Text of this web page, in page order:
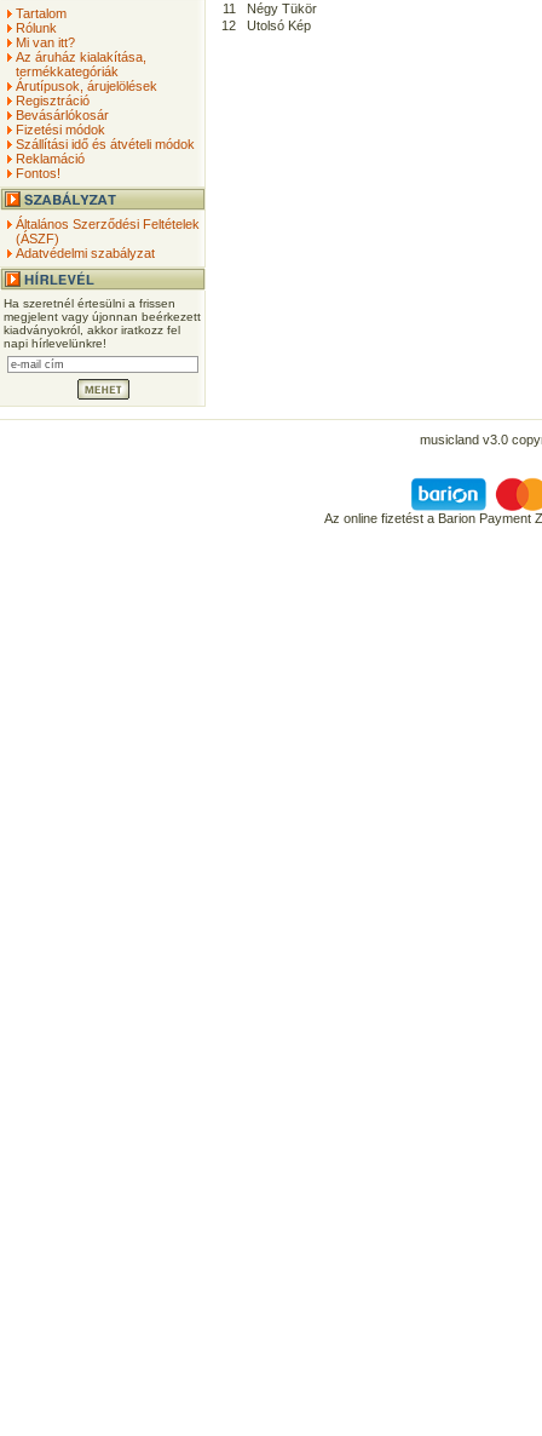
Tartalom
Rólunk
Mi van itt?
Az áruház kialakítása,
termékkategóriák
Árutípusok, árujelölések
Regisztráció
Bevásárlókosár
Fizetési módok
Szállítási idő és átvételi módok
Reklamáció
Fontos!
Általános Szerződési Feltételek
(ÁSZF)
Adatvédelmi szabályzat
Ha szeretnél értesülni a frissen
megjelent vagy újonnan beérkezett
kiadványokról, akkor iratkozz fel
napi hírlevelünkre!
11
Négy Tükör
12
Utolsó Kép
musicland v3.0
Az online fizetést a Barion Payment